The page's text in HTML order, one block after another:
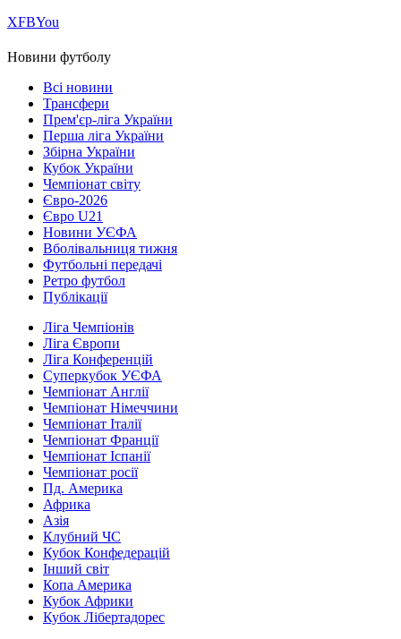
ХFBYou
Новини футболу
Всі новини
Трансфери
Прем'єр-ліга України
Перша ліга України
Збірна України
Кубок України
Чемпіонат світу
Євро-2026
Євро U21
Новини УЄФА
Вболівальниця тижня
Футбольні передачі
Ретро футбол
Публікації
Ліга Чемпіонів
Ліга Європи
Ліга Конференцій
Суперкубок УЄФА
Чемпіонат Англії
Чемпіонат Німеччини
Чемпіонат Італії
Чемпіонат Франції
Чемпіонат Іспанії
Чемпіонат росії
Пд. Америка
Африка
Азія
Клубний ЧС
Кубок Конфедерацій
Інший світ
Копа Америка
Кубок Африки
Кубок Лібертадорес